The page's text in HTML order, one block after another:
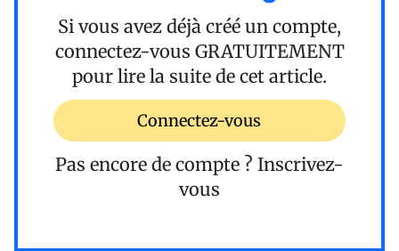
Si vous avez déjà créé un compte,
connectez-vous GRATUITEMENT
pour lire la suite de cet article.
Connectez-vous
Pas encore de compte ? Inscrivez-
vous